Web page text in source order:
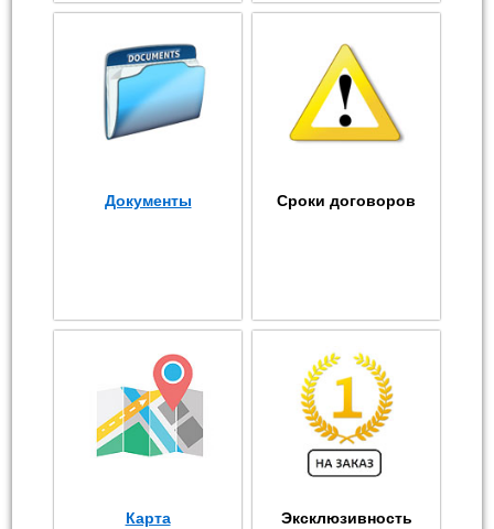
Документы Сроки договоров
Карта Эксклюзивность